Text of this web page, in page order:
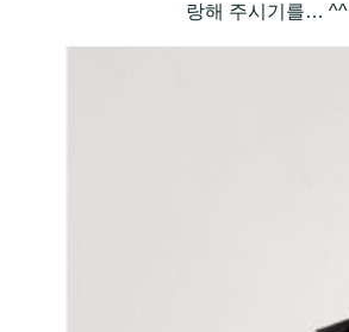
랑해 주시기를… ^^